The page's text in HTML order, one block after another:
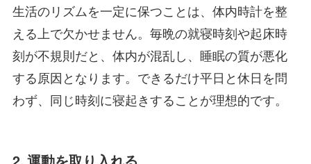
生活のリズムを一定に保つことは、体内時計を整
える上で欠かせません。毎晩の就寝時刻や起床時
刻が不規則だと、体内が混乱し、睡眠の質が悪化
する原因となります。できるだけ平日と休日を問
わず、同じ時刻に寝起きすることが理想的です。